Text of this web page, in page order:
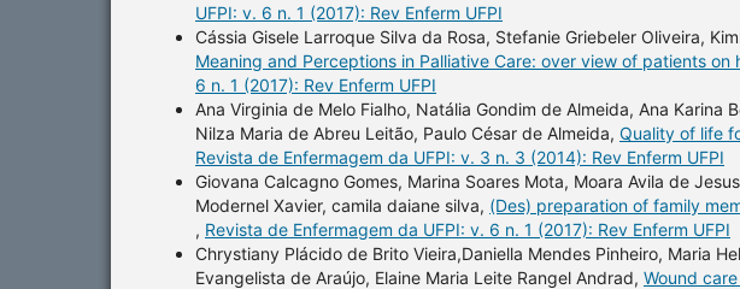
UFPI: v. 6 n. 1 (2017): Rev Enferm UFPI
Cássia Gisele Larroque Silva da Rosa, Stefanie Griebeler Oliveira,
Meaning and Perceptions in Palliative Care: over view of patients on
6 n. 1 (2017): Rev Enferm UFPI
Ana Virginia de Melo Fialho, Natália Gondim de Almeida, Ana Karina
Nilza Maria de Abreu Leitão, Paulo César de Almeida, Quality of life
Revista de Enfermagem da UFPI: v. 3 n. 3 (2014): Rev Enferm UFPI
Giovana Calcagno Gomes, Marina Soares Mota, Moara Avila de
Modernel Xavier, camila daiane silva, (Des) preparation of family
, Revista de Enfermagem da UFPI: v. 6 n. 1 (2017): Rev Enferm UFPI
Chrystiany Plácido de Brito Vieira,Daniella Mendes Pinheiro, Maria
Evangelista de Araújo, Elaine Maria Leite Rangel Andrad, Wound